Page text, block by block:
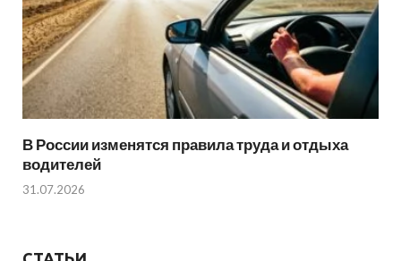
В России изменятся правила труда и отдыха
водителей
31.07.2026